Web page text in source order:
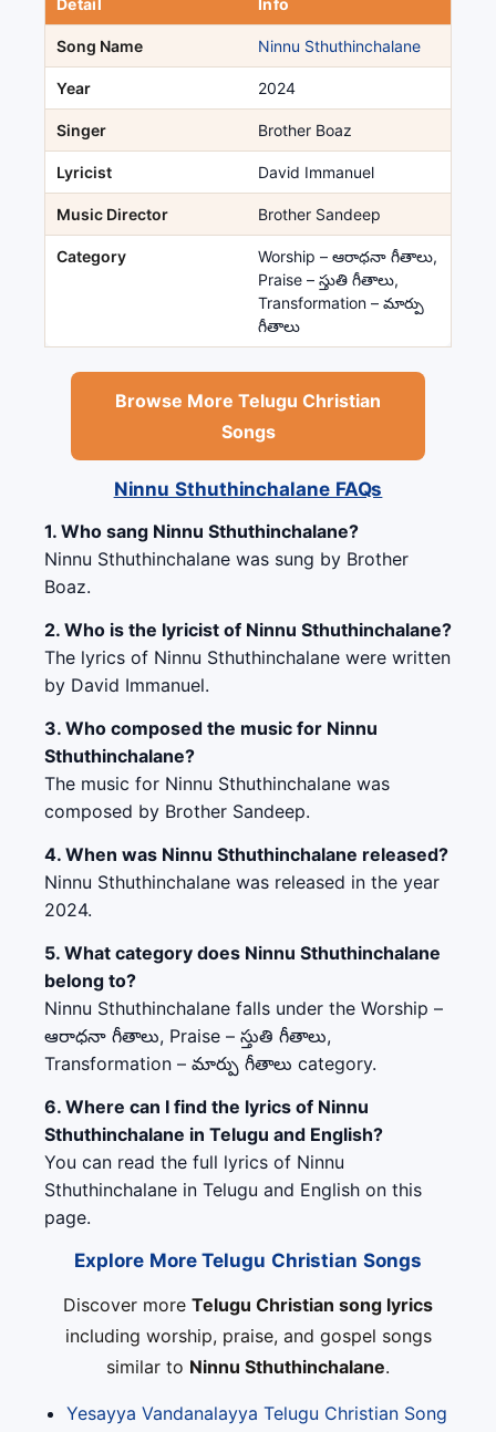
Detail Info
Song Name Ninnu Sthuthinchalane
Year 2024
Singer Brother Boaz
Lyricist David Immanuel
Music Director Brother Sandeep
Category
Worship – ఆరాధనా గీతాలు,
Praise – స్తుతి గీతాలు,
Transformation – మార్పు
గీతాలు
Browse More Telugu Christian
Songs
Ninnu Sthuthinchalane FAQs
1. Who sang Ninnu Sthuthinchalane?
Ninnu Sthuthinchalane was sung by Brother
Boaz.
2. Who is the lyricist of Ninnu Sthuthinchalane?
The lyrics of Ninnu Sthuthinchalane were written
by David Immanuel.
3. Who composed the music for Ninnu
Sthuthinchalane?
The music for Ninnu Sthuthinchalane was
composed by Brother Sandeep.
4. When was Ninnu Sthuthinchalane released?
Ninnu Sthuthinchalane was released in the year
2024.
5. What category does Ninnu Sthuthinchalane
belong to?
Ninnu Sthuthinchalane falls under the Worship –
ఆరాధనా గీతాలు, Praise – స్తుతి గీతాలు,
Transformation – మార్పు గీతాలు category.
6. Where can I find the lyrics of Ninnu
Sthuthinchalane in Telugu and English?
You can read the full lyrics of Ninnu
Sthuthinchalane in Telugu and English on this
page.
Explore More Telugu Christian Songs
Discover more Telugu Christian song lyrics
including worship, praise, and gospel songs
similar to Ninnu Sthuthinchalane.
Yesayya Vandanalayya Telugu Christian Song